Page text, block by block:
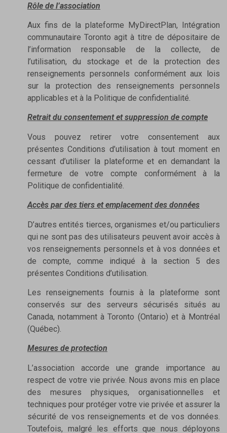
Rôle de l’association
Aux fins de la plateforme MyDirectPlan, Intégration
communautaire Toronto agit à titre de dépositaire de
l’information responsable de la collecte, de
l’utilisation, du stockage et de la protection des
renseignements personnels conformément aux lois
sur la protection des renseignements personnels
applicables et à la Politique de confidentialité.
Retrait du consentement et suppression de compte
Vous pouvez retirer votre consentement aux
présentes Conditions d’utilisation à tout moment en
cessant d’utiliser la plateforme et en demandant la
fermeture de votre compte conformément à la
Politique de confidentialité.
Accès par des tiers et emplacement des données
D’autres entités tierces, organismes et/ou particuliers
qui ne sont pas des utilisateurs peuvent avoir accès à
vos renseignements personnels et à vos données et
de compte, comme indiqué à la section 5 des
présentes Conditions d’utilisation.
Les renseignements fournis à la plateforme sont
conservés sur des serveurs sécurisés situés au
Canada, notamment à Toronto (Ontario) et à Montréal
(Québec).
Mesures de protection
L’association accorde une grande importance au
respect de votre vie privée. Nous avons mis en place
des mesures physiques, organisationnelles et
techniques pour protéger votre vie privée et assurer la
sécurité de vos renseignements et de vos données.
Toutefois, malgré les efforts que nous déployons